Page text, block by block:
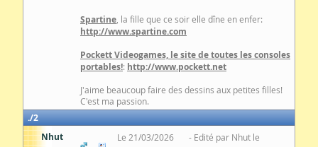
Spartine , la fille que ce soir elle dîne en enfer:
http://www.spartine.com
Pockett Videogames, le site de toutes les consoles
portables!: http://www.pockett.net
J'aime beaucoup faire des dessins aux petites filles!
C'est ma passion.
2
Nhut
Le 21/03/2026
Edité par Nhut le